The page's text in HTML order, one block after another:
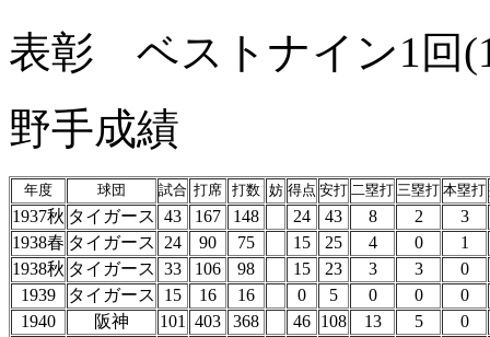
表彰 ベストナイン1回
野手成績
年度 球団 試合 打席 打数 妨 得点 安打 二塁打 三塁打 本塁打
1937秋 タイガース 43 167 148 24 43 8 2
3
1938春 タイガース 24 90 75 15 25 4 0
1
1938秋 タイガース 33 106 98 15 23 3 3
0
1939
タイガース 15 16 16 0 5 0 0
0
1940
阪神 101 403 368 46 108 13 5
0